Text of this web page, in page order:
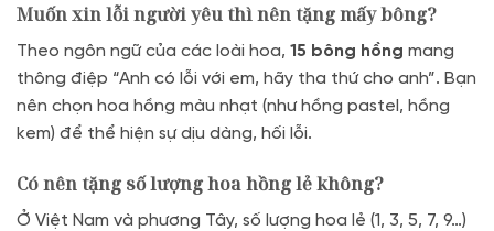
Muốn xin lỗi người yêu thì nên tặng mấy bông?
Theo ngôn ngữ của các loài hoa, 15 bông hồng mang
thông điệp “Anh có lỗi với em, hãy tha thứ cho anh”. Bạn
nên chọn hoa hồng màu nhạt (như hồng pastel, hồng
kem) để thể hiện sự dịu dàng, hối lỗi.
Có nên tặng số lượng hoa hồng lẻ không?
Ở Việt Nam và phương Tây, số lượng hoa lẻ (1, 3, 5, 7, 9…)